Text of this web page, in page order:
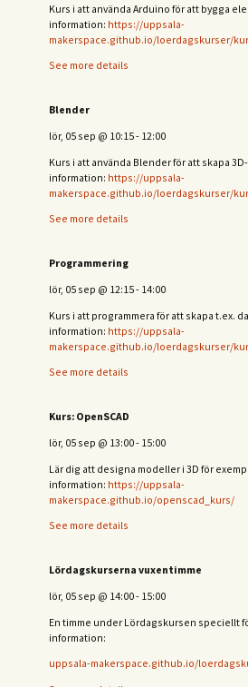
Kurs i att använda Arduino för att bygga
information: https://uppsala-
makerspace.github.io/loerdagskurser/
See more details
Blender
lör, 05 sep @ 10:15- 12:00
Kurs i att använda Blender för att skapa
information: https://uppsala-
makerspace.github.io/loerdagskurser/
See more details
Programmering
lör, 05 sep @ 12:15- 14:00
Kurs i att programmera för att skapa t.ex.
information: https://uppsala-
makerspace.github.io/loerdagskurser/
See more details
Kurs: OpenSCAD
lör, 05 sep @ 13:00- 15:00
Lär dig att designa modeller i 3D för
information: https://uppsala-
makerspace.github.io/openscad_kurs/
See more details
Lördagskurserna vuxentimme
lör, 05 sep @ 14:00- 15:00
En timme under Lördagskursen speciellt
information:
uppsala-makerspace.github.io/